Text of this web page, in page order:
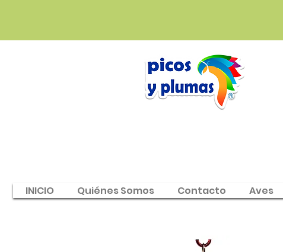
INICIO Quiénes Somos Contacto Aves